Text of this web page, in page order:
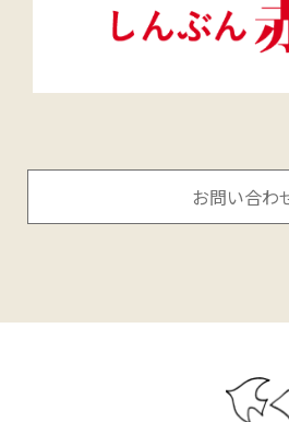
お問い合わ